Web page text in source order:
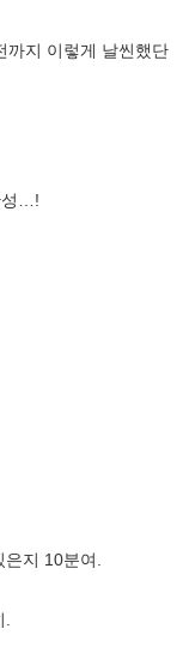
까지 이렇게 날씬했단
성…!
지 10분여.